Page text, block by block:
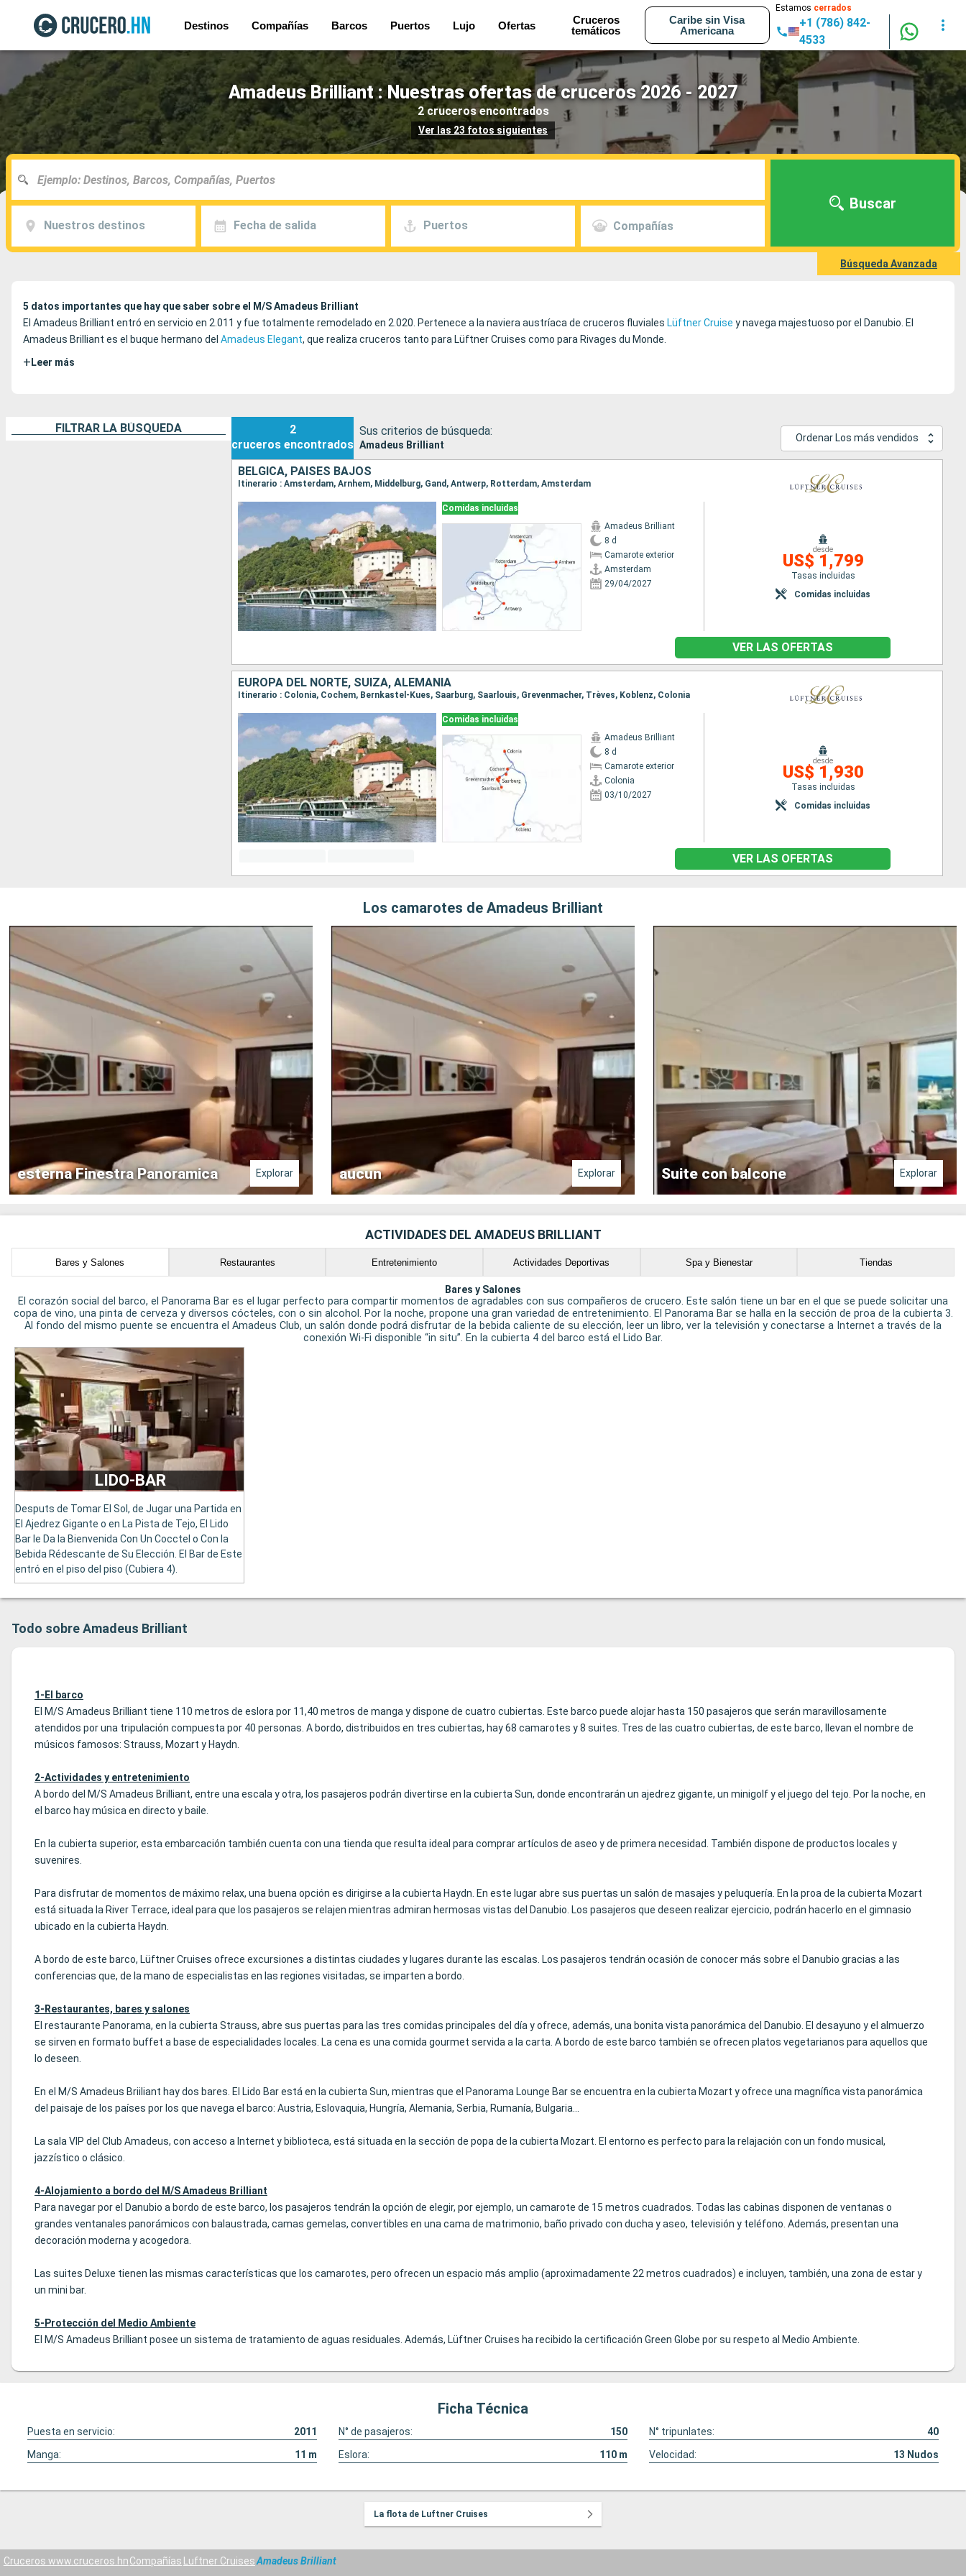
Destinos Compañías Barcos Puertos Lujo Ofertas
Cruceros
temáticos
Caribe sin Visa
Americana
Estamos cerrados
+1 (786) 842-
4533
Amadeus Brilliant : Nuestras ofertas de cruceros 2026 - 2027
2 cruceros encontrados
Ver las 23 fotos siguientes
Nuestros destinos Fecha de salida Puertos Compañías
Buscar
Búsqueda Avanzada
5 datos importantes que hay que saber sobre el M/S Amadeus Brilliant
El Amadeus Brilliant entró en servicio en 2.011 y fue totalmente remodelado en 2.020. Pertenece a la naviera austríaca de cruceros fluviales Lüftner Cruise y navega majestuoso por el Danubio. El
Amadeus Brilliant es el buque hermano del Amadeus Elegant, que realiza cruceros tanto para Lüftner Cruises como para Rivages du Monde.
+ Leer más
FILTRAR LA BÚSQUEDA
2
cruceros encontrados
Sus criterios de búsqueda:
Amadeus Brilliant
Ordenar Los más vendidos
BÉLGICA, PAISES BAJOS
Itinerario : Amsterdam, Arnhem, Middelburg, Gand, Antwerp, Rotterdam, Amsterdam
Comidas incluidas
Amadeus Brilliant
8 d
Camarote exterior
Amsterdam
29/04/2027
desde
US$ 1,799
Tasas incluidas
Comidas incluidas
VER LAS OFERTAS
EUROPA DEL NORTE, SUIZA, ALEMANIA
Itinerario : Colonia, Cochem, Bernkastel-Kues, Saarburg, Saarlouis, Grevenmacher, Trèves, Koblenz, Colonia
Comidas incluidas
Amadeus Brilliant
8 d
Camarote exterior
Colonia
03/10/2027
desde
US$ 1,930
Tasas incluidas
Comidas incluidas
VER LAS OFERTAS
Los camarotes de Amadeus Brilliant
esterna Finestra Panoramica Explorar aucun Explorar Suite con balcone Explorar
ACTIVIDADES DEL AMADEUS BRILLIANT
Bares y Salones Restaurantes Entretenimiento Actividades Deportivas Spa y Bienestar Tiendas
Bares y Salones
El corazón social del barco, el Panorama Bar es el lugar perfecto para compartir momentos de agradables con sus compañeros de crucero. Este salón tiene un bar en el que se puede solicitar una
copa de vino, una pinta de cerveza y diversos cócteles, con o sin alcohol. Por la noche, propone una gran variedad de entretenimiento. El Panorama Bar se halla en la sección de proa de la cubierta 3.
Al fondo del mismo puente se encuentra el Amadeus Club, un salón donde podrá disfrutar de la bebida caliente de su elección, leer un libro, ver la televisión y conectarse a Internet a través de la
conexión Wi-Fi disponible “in situ”. En la cubierta 4 del barco está el Lido Bar.
LIDO-BAR
Desputs de Tomar El Sol, de Jugar una Partida en
El Ajedrez Gigante o en La Pista de Tejo, El Lido
Bar le Da la Bienvenida Con Un Cocctel o Con la
Bebida Rédescante de Su Elección. El Bar de Este
entró en el piso del piso (Cubiera 4).
Todo sobre Amadeus Brilliant
1-El barco
El M/S Amadeus Brilliant tiene 110 metros de eslora por 11,40 metros de manga y dispone de cuatro cubiertas. Este barco puede alojar hasta 150 pasajeros que serán maravillosamente
atendidos por una tripulación compuesta por 40 personas. A bordo, distribuidos en tres cubiertas, hay 68 camarotes y 8 suites. Tres de las cuatro cubiertas, de este barco, llevan el nombre de
músicos famosos: Strauss, Mozart y Haydn.
2-Actividades y entretenimiento
A bordo del M/S Amadeus Brilliant, entre una escala y otra, los pasajeros podrán divertirse en la cubierta Sun, donde encontrarán un ajedrez gigante, un minigolf y el juego del tejo. Por la noche, en
el barco hay música en directo y baile.
En la cubierta superior, esta embarcación también cuenta con una tienda que resulta ideal para comprar artículos de aseo y de primera necesidad. También dispone de productos locales y
suvenires.
Para disfrutar de momentos de máximo relax, una buena opción es dirigirse a la cubierta Haydn. En este lugar abre sus puertas un salón de masajes y peluquería. En la proa de la cubierta Mozart
está situada la River Terrace, ideal para que los pasajeros se relajen mientras admiran hermosas vistas del Danubio. Los pasajeros que deseen realizar ejercicio, podrán hacerlo en el gimnasio
ubicado en la cubierta Haydn.
A bordo de este barco, Lüftner Cruises ofrece excursiones a distintas ciudades y lugares durante las escalas. Los pasajeros tendrán ocasión de conocer más sobre el Danubio gracias a las
conferencias que, de la mano de especialistas en las regiones visitadas, se imparten a bordo.
3-Restaurantes, bares y salones
El restaurante Panorama, en la cubierta Strauss, abre sus puertas para las tres comidas principales del día y ofrece, además, una bonita vista panorámica del Danubio. El desayuno y el almuerzo
se sirven en formato buffet a base de especialidades locales. La cena es una comida gourmet servida a la carta. A bordo de este barco también se ofrecen platos vegetarianos para aquellos que
lo deseen.
En el M/S Amadeus Briiliant hay dos bares. El Lido Bar está en la cubierta Sun, mientras que el Panorama Lounge Bar se encuentra en la cubierta Mozart y ofrece una magnífica vista panorámica
del paisaje de los países por los que navega el barco: Austria, Eslovaquia, Hungría, Alemania, Serbia, Rumanía, Bulgaria...
La sala VIP del Club Amadeus, con acceso a Internet y biblioteca, está situada en la sección de popa de la cubierta Mozart. El entorno es perfecto para la relajación con un fondo musical,
jazzístico o clásico.
4-Alojamiento a bordo del M/S Amadeus Brilliant
Para navegar por el Danubio a bordo de este barco, los pasajeros tendrán la opción de elegir, por ejemplo, un camarote de 15 metros cuadrados. Todas las cabinas disponen de ventanas o
grandes ventanales panorámicos con balaustrada, camas gemelas, convertibles en una cama de matrimonio, baño privado con ducha y aseo, televisión y teléfono. Además, presentan una
decoración moderna y acogedora.
Las suites Deluxe tienen las mismas características que los camarotes, pero ofrecen un espacio más amplio (aproximadamente 22 metros cuadrados) e incluyen, también, una zona de estar y
un mini bar.
5-Protección del Medio Ambiente
El M/S Amadeus Brilliant posee un sistema de tratamiento de aguas residuales. Además, Lüftner Cruises ha recibido la certificación Green Globe por su respeto al Medio Ambiente.
Ficha Técnica
Puesta en servicio: 2011 N° de pasajeros: 150 N° tripunlates:
40
Manga:
11 m Eslora: 110 m Velocidad: 13 Nudos
La flota de Luftner Cruises
Cruceros www.cruceros.hnCompañías Luftner CruisesAmadeus Brilliant